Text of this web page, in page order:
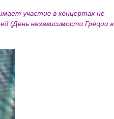
участие в концертах не
(День независимости Греции в